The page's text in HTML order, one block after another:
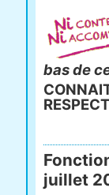
bas de
juillet